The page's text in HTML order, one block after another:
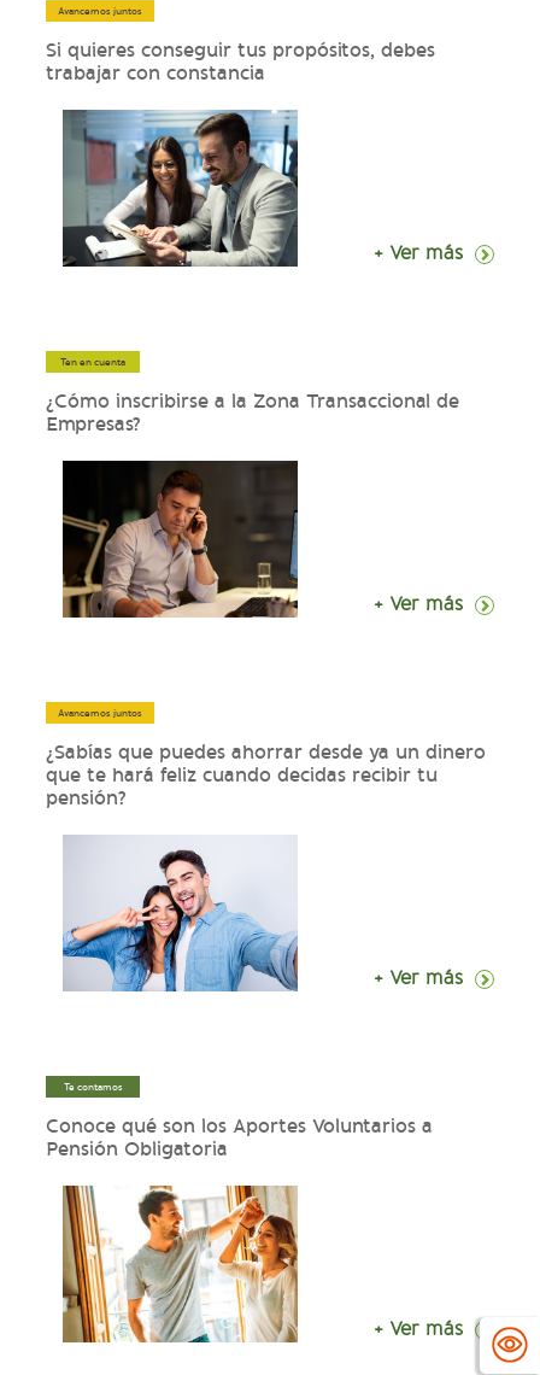
Avancemos juntos
Si quieres conseguir tus propósitos, debes
trabajar con constancia
+ Ver más
Ten en cuenta
¿Cómo inscribirse a la Zona Transaccional de
Empresas?
+ Ver más
Avancemos juntos
¿Sabías que puedes ahorrar desde ya un dinero
que te hará feliz cuando decidas recibir tu
pensión?
+ Ver más
Te contamos
Conoce qué son los Aportes Voluntarios a
Pensión Obligatoria
+ Ver más